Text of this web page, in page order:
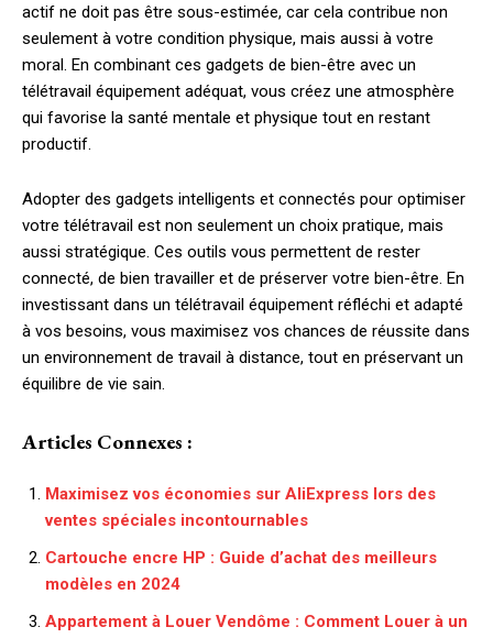
actif ne doit pas être sous-estimée, car cela contribue non
seulement à votre condition physique, mais aussi à votre
moral. En combinant ces gadgets de bien-être avec un
télétravail équipement adéquat, vous créez une atmosphère
qui favorise la santé mentale et physique tout en restant
productif.
Adopter des gadgets intelligents et connectés pour optimiser
votre télétravail est non seulement un choix pratique, mais
aussi stratégique. Ces outils vous permettent de rester
connecté, de bien travailler et de préserver votre bien-être. En
investissant dans un télétravail équipement réfléchi et adapté
à vos besoins, vous maximisez vos chances de réussite dans
un environnement de travail à distance, tout en préservant un
équilibre de vie sain.
Articles Connexes :
Maximisez vos économies sur AliExpress lors des
ventes spéciales incontournables
Cartouche encre HP : Guide d’achat des meilleurs
modèles en 2024
Appartement à Louer Vendôme : Comment Louer à un